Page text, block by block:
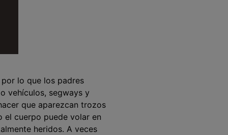
lo que los padres
vehículos, segways y
que aparezcan trozos
el cuerpo puede volar en
heridos. A veces